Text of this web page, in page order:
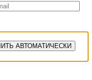
АВТОМАТИЧЕСКИ